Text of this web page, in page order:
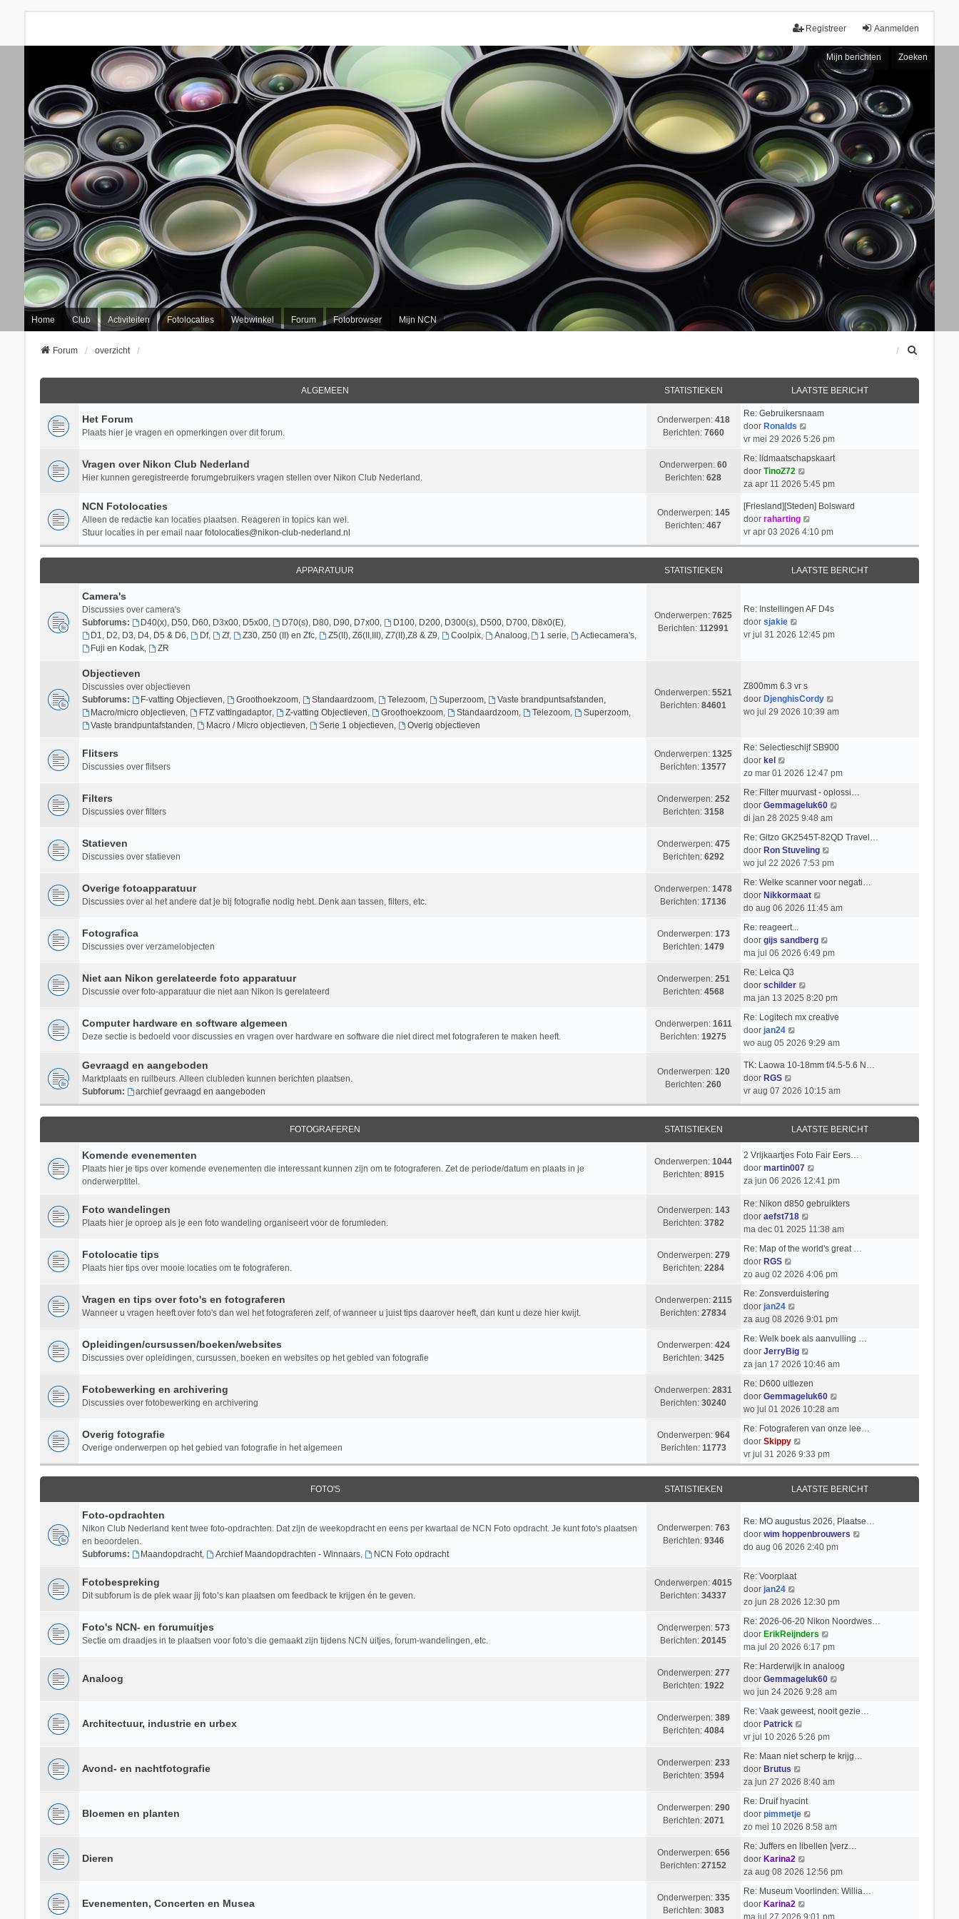
Aanmelden
Registreer
Mijn berichten Zoeken
Home Club Activiteiten Fotolocaties Webwinkel Forum Fotobrowser Mijn NCN
Forum overzicht
ALGEMEEN STATISTIEKEN LAATSTE BERICHT
Het Forum
Plaats hier je vragen en opmerkingen over dit forum.
Onderwerpen: 418
Berichten: 7660
Re: Gebruikersnaam
door Ronalds
e
i
k
l
a
a
t
e
i
vr mei 29 2026 5:26 pm
Vragen over Nikon Club Nederland
Hier kunnen geregistreerde forumgebruikers vragen stellen over Nikon Club Nederland.
Onderwerpen:60
Berichten:628
Re: lidmaatschapskaart
door TinoZ72
e
i
j
k
l
a
a
t
t
b
c
h
t
za apr 11 2026 5:45 pm
NCN Fotolocaties
Alleen de redactie kan locaties plaatsen. Reageren in topics kan wel.
Stuur locaties in per email naar fotolocaties@nikon-club-nederland.nl
Onderwerpen: 145
Berichten:467
[Friesland][Steden] Bolsward
door raharting
e
k
i
j
k
a
t
e
r
h
vr apr 03 2026 4:10 pm
APPARATUUR STATISTIEKEN LAATSTE BERICHT
Camera's
Discussies over camera's
Subforums:
D40(x), D50, D60, D3x00, D5x00, D70(s), D80, D90, D7x00, D100, D200, D300(s), D500, D700, D8x0(E),
D1, D2, D3, D4, D5 & D6, Df, Zf, Z30, Z50 (II) en Zfc, Z5(II), Z6(II,III), Z7(II),Z8 & Z9, Coolpix, Analoog, 1 serie, Actiecamera's,
Fuji en Kodak, ZR
Onderwerpen:7625
Berichten:112991
Re: Instellingen AF D4s
door sjakie
e
k
l
a
s
e
b
e
r
c
h
t
vr jul 31 2026 12:45 pm
Objectieven
Discussies over objectieven
Subforums:
F-vatting Objectieven, Groothoekzoom, Standaardzoom, Telezoom, Superzoom, Vaste brandpuntsafstanden,
Macro/micro objectieven, FTZ vattingadaptor, Z-vatting Objectieven, Groothoekzoom, Standaardzoom, Telezoom, Superzoom,
Vaste brandpuntafstanden, Macro / Micro objectieven, Serie 1 objectieven, Overig objectieven
Onderwerpen:5521
Berichten:84601
Z800mm 6.3 vr s
door DjenghisCordy
e
j
l
a
a
t
e
i
wo jul 29 2026 10:39 am
Flitsers
Discussies over flitsers
Onderwerpen:1325
Berichten:13577
Re: Selectieschijf SB900
door kel
e
i
j
k
l
a
a
s
t
e
b
e
r
c
h
t
zo mar 01 2026 12:47 pm
Filters
Discussies over filters
Onderwerpen: 252
Berichten: 3158
Re: Filter muurvast - oplossi…
door Gemmageluk60
i
l
a
c
t
di jan 28 2025 9:48 am
Statieven
Discussies over statieven
Onderwerpen: 475
Berichten: 6292
Re: Gitzo GK2545T-82QD Travel…
door Ron Stuveling
e
i
k
a
e
b
r
c
t
wo jul 22 2026 7:53 pm
Overige fotoapparatuur
Discussies over al het andere dat je bij fotografie nodig hebt. Denk aan tassen, filters, etc.
Onderwerpen:1478
Berichten:17136
Re: Welke scanner voor negati…
door Nikkormaat
e
j
k
a
s
e
b
r
h
do aug 06 2026 11:45 am
Fotografica
Discussies over verzamelobjecten
Onderwerpen: 173
Berichten: 1479
Re: reageert...
door gijs sandberg
e
k
l
a
s
e
b
e
r
i
c
t
ma jul 06 2026 6:49 pm
Niet aan Nikon gerelateerde foto apparatuur
Discussie over foto-apparatuur die niet aan Nikon is gerelateerd
Onderwerpen: 251
Berichten: 4568
Re: Leica Q3
door schilder
e
k
l
a
t
b
e
r
c
h
ma jan 13 2025 8:20 pm
Computer hardware en software algemeen
Deze sectie is bedoeld voor discussies en vragen over hardware en software die niet direct met fotograferen te maken heeft.
Onderwerpen: 1611
Berichten:19275
Re: Logitech mx creative
door jan24
e
i
k
l
a
a
t
s
t
e
e
r
i
c
t
wo aug 05 2026 9:29 am
Gevraagd en aangeboden
Marktplaats en ruilbeurs. Alleen clubleden kunnen berichten plaatsen.
Subforum:
archief gevraagd en aangeboden
Onderwerpen: 120
Berichten:260
TK: Laowa 10-18mm f/4.5-5.6 N…
door RGS
e
k
i
j
k
l
a
a
s
t
e
b
r
c
h
t
vr aug 07 2026 10:15 am
FOTOGRAFEREN STATISTIEKEN LAATSTE BERICHT
Komende evenementen
Plaats hier je tips over komende evenementen die interessant kunnen zijn om te fotograferen. Zet de periode/datum en plaats in je
onderwerptitel.
Onderwerpen:1044
Berichten: 8915
2 Vrijkaartjes Foto Fair Eers…
door martin007
e
i
k
l
a
s
e
b
r
h
t
za jun 06 2026 12:41 pm
Foto wandelingen
Plaats hier je oproep als je een foto wandeling organiseert voor de forumleden.
Onderwerpen: 143
Berichten: 3782
Re: Nikon d850 gebruikters
door aefst718
e
i
k
l
a
s
e
b
e
r
c
t
ma dec 01 2025 11:38 am
Fotolocatie tips
Plaats hier tips over mooie locaties om te fotograferen.
Onderwerpen: 279
Berichten: 2284
Re: Map of the world's great …
door RGS
e
i
j
k
l
a
a
s
t
e
b
e
r
i
c
h
t
zo aug 02 2026 4:06 pm
Vragen en tips over foto's en fotograferen
Wanneer u vragen heeft over foto's dan wel het fotograferen zelf, of wanneer u juist tips daarover heeft, dan kunt u deze hier kwijt.
Onderwerpen: 2115
Berichten:27834
Re: Zonsverduistering
door jan24
e
i
j
k
l
a
a
s
t
e
e
c
h
t
za aug 08 2026 9:01 pm
Opleidingen/cursussen/boeken/websites
Discussies over opleidingen, cursussen, boeken en websites op het gebied van fotografie
Onderwerpen: 424
Berichten: 3425
Re: Welk boek als aanvulling …
door JerryBig
e
i
j
k
l
a
t
s
t
e
b
e
r
za jan 17 2026 10:46 am
Fotobewerking en archivering
Discussies over fotobewerking en archivering
Onderwerpen:2831
Berichten:30240
Re: D600 uitlezen
door Gemmageluk60
e
i
a
s
t
e
i
h
wo jul 01 2026 10:28 am
Overig fotografie
Overige onderwerpen op het gebied van fotografie in het algemeen
Onderwerpen: 964
Berichten: 11773
Re: Fotograferen van onze lee…
door Skippy
e
k
i
j
k
l
a
a
b
e
r
i
h
t
vr jul 31 2026 9:33 pm
FOTO'S STATISTIEKEN LAATSTE BERICHT
Foto-opdrachten
Nikon Club Nederland kent twee foto-opdrachten. Dat zijn de weekopdracht en eens per kwartaal de NCN Foto opdracht. Je kunt foto's plaatsen
en beoordelen.
Subforums:
Maandopdracht, Archief Maandopdrachten - Winnaars, NCN Foto opdracht
Onderwerpen: 763
Berichten: 9346
Re: MO augustus 2026, Plaatse…
door wim hoppenbrouwers
a
e
do aug 06 2026 2:40 pm
Fotobespreking
Dit subforum is de plek waar jij foto’s kan plaatsen om feedback te krijgen én te geven.
Onderwerpen:4015
Berichten:34337
Re: Voorplaat
door jan24
e
i
j
k
l
a
a
s
t
e
b
e
r
c
h
t
zo jun 28 2026 12:30 pm
Foto's NCN- en forumuitjes
Sectie om draadjes in te plaatsen voor foto's die gemaakt zijn tijdens NCN uitjes, forum-wandelingen, etc.
Onderwerpen: 573
Berichten:20145
Re: 2026-06-20 Nikon Noordwes…
door ErikReijnders
e
i
j
k
l
a
s
e
r
c
t
ma jul 20 2026 6:17 pm
Analoog Onderwerpen: 277
Berichten: 1922
Re: Harderwijk in analoog
door Gemmageluk60
i
l
b
r
c
wo jun 24 2026 9:28 am
Architectuur, industrie en urbex Onderwerpen: 389
Berichten: 4084
Re: Vaak geweest, nooit gezie…
door Patrick
e
i
k
l
a
a
s
t
e
b
e
r
vr jul 10 2026 5:26 pm
Avond- en nachtfotografie Onderwerpen: 233
Berichten: 3594
Re: Maan niet scherp te krijg…
door Brutus
e
i
k
l
a
a
s
t
za jun 27 2026 8:40 am
Bloemen en planten Onderwerpen: 290
Berichten: 2071
Re: Druif hyacint
door pimmetje
e
i
k
l
a
zo mei 10 2026 8:58 am
Dieren Onderwerpen: 656
Berichten:27152
Re: Juffers en libellen [verz…
door Karina2
e
i
za aug 08 2026 12:56 pm
Evenementen, Concerten en Musea Onderwerpen: 335
Berichten: 3083
Re: Museum Voorlinden: Willia…
door Karina2
e
ma jul 27 2026 9:01 pm